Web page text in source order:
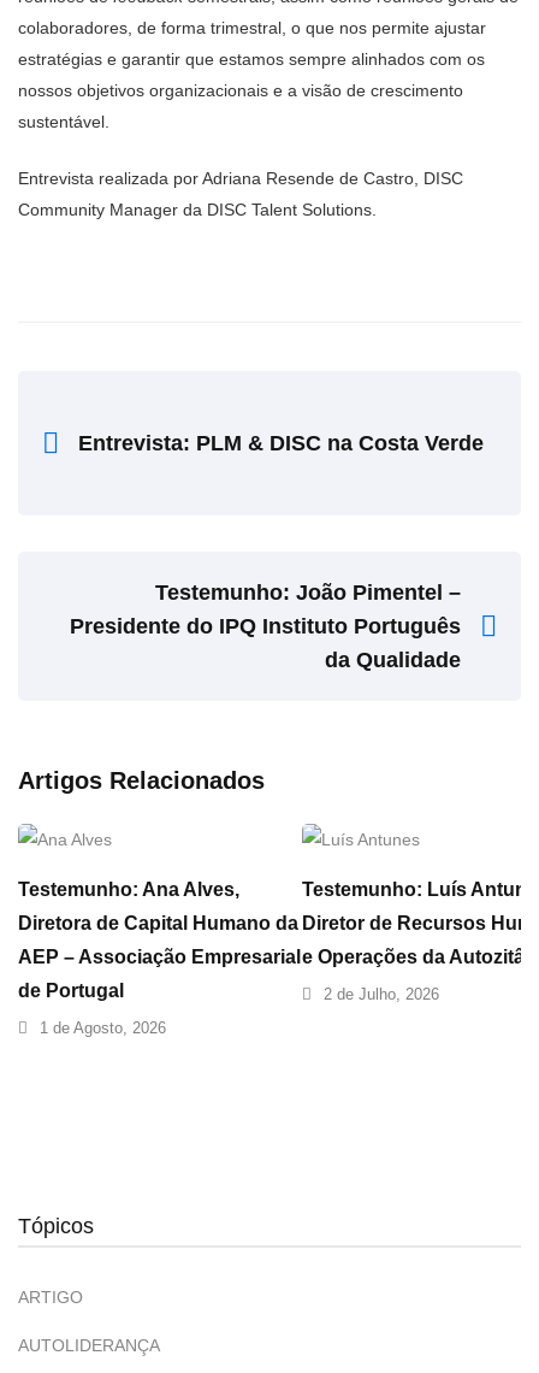
colaboradores, de forma trimestral, o que nos permite ajustar
estratégias e garantir que estamos sempre alinhados com os
nossos objetivos organizacionais e a visão de crescimento
sustentável.
Entrevista realizada por Adriana Resende de Castro, DISC
Community Manager da DISC Talent Solutions.
Entrevista: PLM & DISC na Costa Verde
Testemunho: João Pimentel –
Presidente do IPQ Instituto Português
da Qualidade
Artigos Relacionados
Testemunho: Ana Alves,
Diretora de Capital Humano da
AEP – Associação Empresarial
de Portugal
1 de Agosto, 2026
Testemunho: Luís
Diretor de Recursos
e Operações da
2 de Julho, 2026
Tópicos
ARTIGO
AUTOLIDERANÇA